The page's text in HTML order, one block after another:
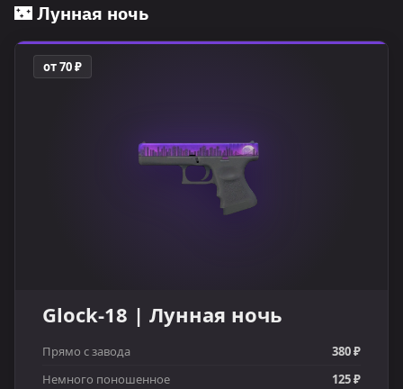
🌃 Лунная ночь
от 70 ₽
Glock-18 | Лунная ночь
Прямо с завода
380 ₽
Немного поношенное
125 ₽